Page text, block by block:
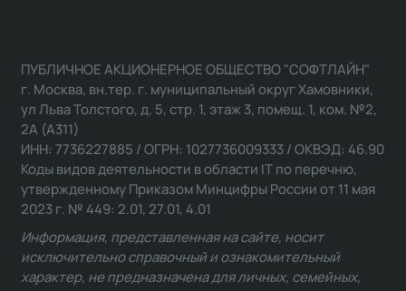
ПУБЛИЧНОЕ АКЦИОНЕРНОЕ ОБЩЕСТВО "СОФТЛАЙН"
г. Москва, вн.тер. г. муниципальный округ Хамовники,
ул Льва Толстого, д. 5, стр. 1, этаж 3, помещ. 1, ком. №2,
2А (А311)
ИНН: 7736227885 / ОГРН: 1027736009333 / ОКВЭД: 46.90
Коды видов деятельности в области IT по перечню,
утвержденному Приказом Минцифры России от 11 мая
2023 г. № 449: 2.01, 27.01, 4.01
Информация, представленная на сайте, носит
исключительно справочный и ознакомительный
характер, не предназначена для личных, семейных,